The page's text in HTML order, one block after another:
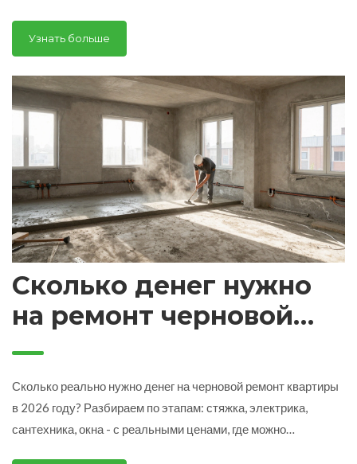
Узнать больше
Сколько денег нужно
на ремонт черновой
квартиры в 2026 году?
Сколько реально нужно денег на черновой ремонт квартиры
в 2026 году? Разбираем по этапам: стяжка, электрика,
сантехника, окна - с реальными ценами, где можно